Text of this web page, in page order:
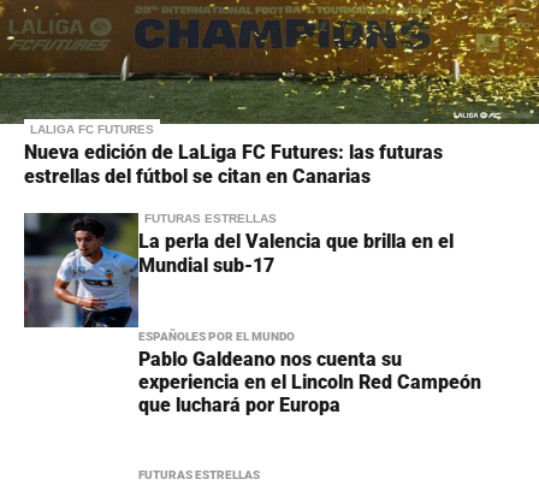
LALIGA FC FUTURES
Nueva edición de LaLiga FC Futures: las futuras
estrellas del fútbol se citan en Canarias
FUTURAS ESTRELLAS
La perla del Valencia que brilla en el
Mundial sub-17
ESPAÑOLES POR EL MUNDO
Pablo Galdeano nos cuenta su
experiencia en el Lincoln Red Campeón
que luchará por Europa
FUTURAS ESTRELLAS